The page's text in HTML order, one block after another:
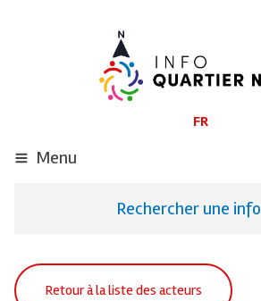
FR
Menu
Rechercher une info
Retour à la liste des acteurs